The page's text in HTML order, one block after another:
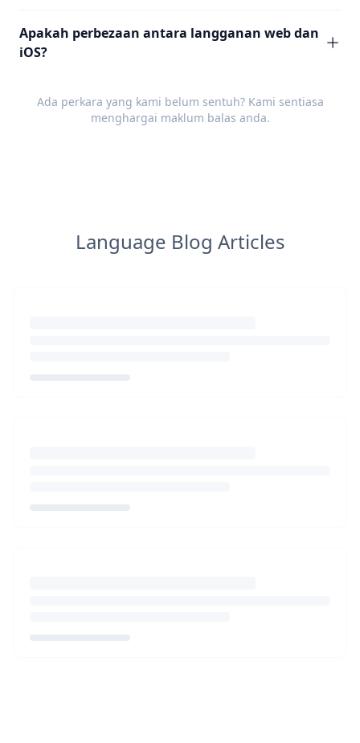
Apakah perbezaan antara langganan web dan
iOS?
Ada perkara yang kami belum sentuh? Kami sentiasa
menghargai maklum balas anda.
Language Blog Articles